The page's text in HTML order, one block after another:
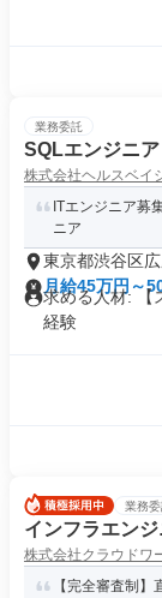
業務委託
SQLエンジニ
株式会社ヘルスベイ
ITエンジニア募
ニア
東京都渋谷区
月給45万円～
求める人材: 【
経験
業務委
インフラエン
株式会社クラウドワ
【完全審査制